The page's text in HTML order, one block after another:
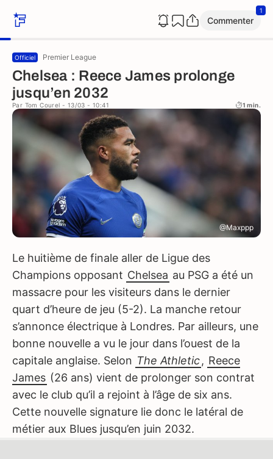
Commenter
1
Officiel Premier League
Chelsea : Reece James prolonge
jusqu’en 2032
Par Tom Courel - 13/03 - 10:41 1 min.
@Maxppp
Le huitième de finale aller de Ligue des
Champions opposant Chelsea au PSG a été un
massacre pour les visiteurs dans le dernier
quart d’heure de jeu (5-2). La manche retour
s’annonce électrique à Londres. Par ailleurs, une
bonne nouvelle a vu le jour dans l’ouest de la
capitale anglaise. Selon The Athletic, Reece
James (26 ans) vient de prolonger son contrat
avec le club qu’il a rejoint à l’âge de six ans.
Cette nouvelle signature lie donc le latéral de
métier aux Blues jusqu’en juin 2032.